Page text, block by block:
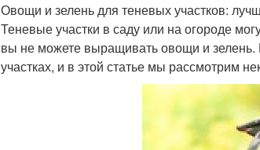
Овощи и зелень для теневых участков:
Теневые участки в саду или на огороде
вы не можете выращивать овощи и зелень.
участках, и в этой статье мы рассмотрим